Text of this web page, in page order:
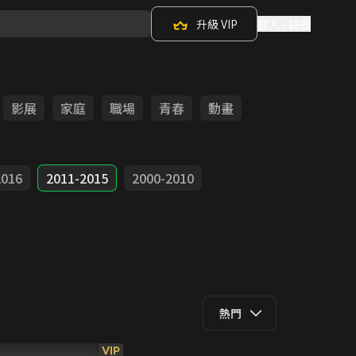
升級 VIP
影展 家庭 職場 青春 動畫
2011-2015 2000-2010
熱門
VIP